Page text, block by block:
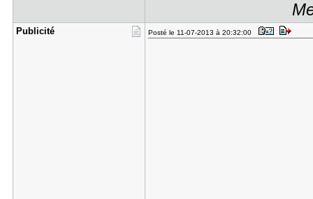
Publicité Posté le 11-07-2013 à 20:32:00